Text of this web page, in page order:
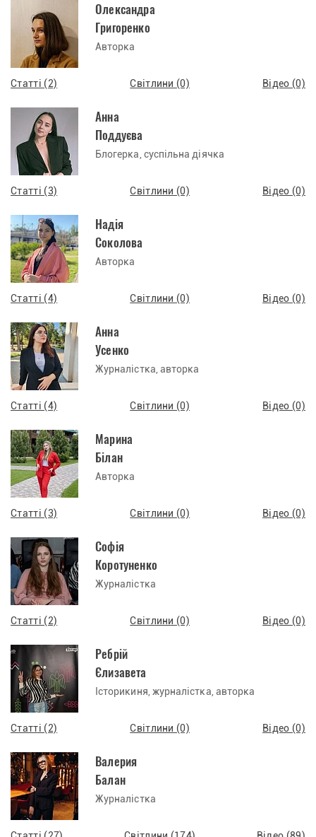
Олександра
Григоренко
Авторка
Статті (2) Світлини (0) Відео (0)
Анна
Поддуєва
Блогерка, суспільна діячка
Статті (3) Світлини (0) Відео (0)
Надія
Соколова
Авторка
Статті (4) Світлини (0) Відео (0)
Анна
Усенко
Журналістка, авторка
Статті (4) Світлини (0) Відео (0)
Марина
Білан
Авторка
Статті (3) Світлини (0) Відео (0)
Софія
Коротуненко
Журналістка
Статті (2) Світлини (0) Відео (0)
Ребрій
Єлизавета
Історикиня, журналістка, авторка
Статті (2) Світлини (0) Відео (0)
Валерия
Балан
Журналістка